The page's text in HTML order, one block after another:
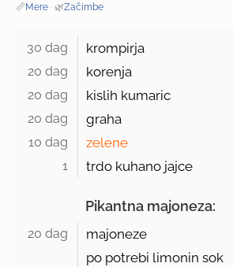
📏Mere · 🌿Začimbe
30 dag krompirja
20 dag korenja
20 dag kislih kumaric
20 dag graha
10 dag zelene
1 trdo kuhano jajce
Pikantna majoneza:
20 dag
majoneze
po potrebi limonin sok